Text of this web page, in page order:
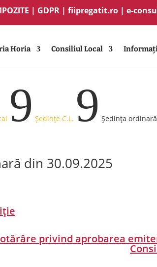
| GDPR | fiipregatit.ro | e-
Horia Consiliul Local
9 Ședințe C.L. 9 Ședința
din 30.09.2025
privind aprobarea